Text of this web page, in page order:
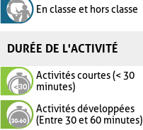
En classe et hors classe
DURÉE DE L'ACTIVITÉ
Activités courtes (< 30
minutes)
Activités développées
(Entre 30 et 60 minutes)